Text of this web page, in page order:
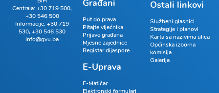
Centrala:+30 719 500,
+30 546 500
Informacije:+30 719
530,+30 546 530
info@gvu.ba
Građani
Put do prava
Pitajte vijećnika
Prijave građana
Mjesne zajednice
Registar dijaspore
E-Uprava
E-Matičar
Elektronski formulari
Ostali linkovi
Službeni glasnici
Strategije i planovi
Karta sa nazivima ulica
Općinska izborna
komisija
Galerija